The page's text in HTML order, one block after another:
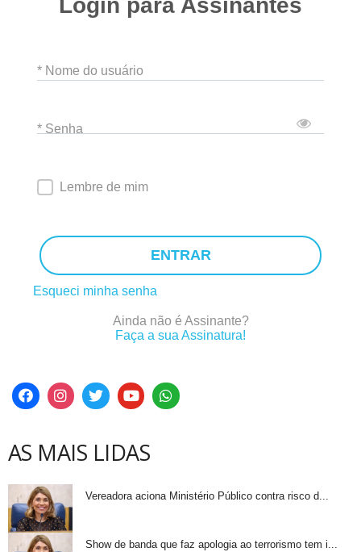
Login para Assinantes
* Nome do usuário
* Senha
Lembre de mim
ENTRAR
Esqueci minha senha
Ainda não é Assinante?
Faça a sua Assinatura!
AS MAIS LIDAS
Vereadora aciona Ministério Público contra risco d...
Show de banda que faz apologia ao terrorismo tem i...